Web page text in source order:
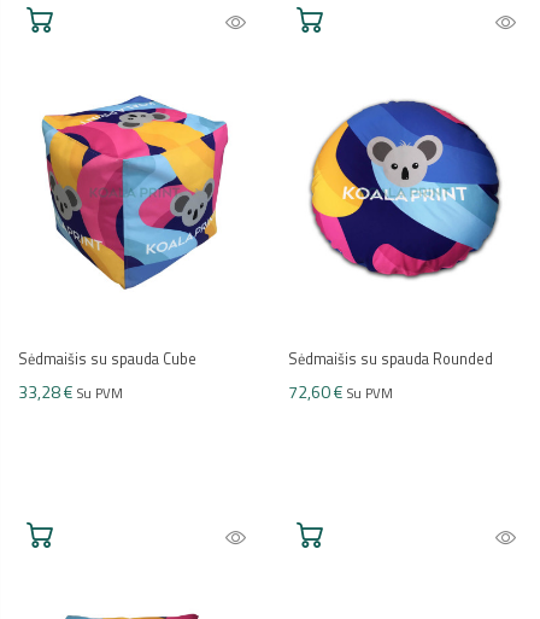
Sėdmaišis su spauda Cube
33,28 € Su PVM
Sėdmaišis su spauda Rounded
72,60 € Su PVM